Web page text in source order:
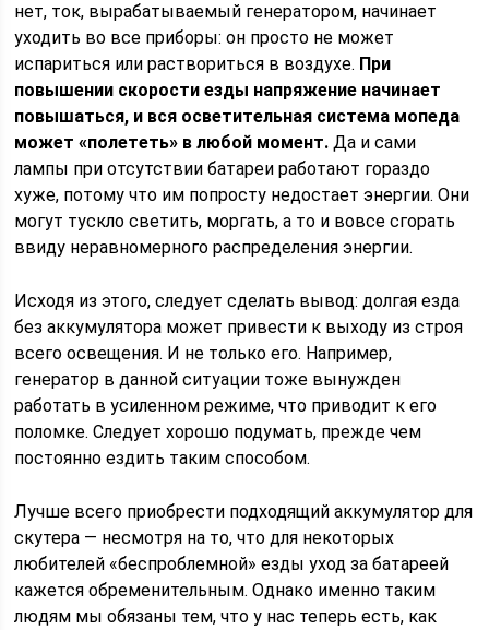
нет, ток, вырабатываемый генератором, начинает
уходить во все приборы: он просто не может
испариться или раствориться в воздухе. При
повышении скорости езды напряжение начинает
повышаться, и вся осветительная система мопеда
может «полететь» в любой момент. Да и сами
лампы при отсутствии батареи работают гораздо
хуже, потому что им попросту недостает энергии. Они
могут тускло светить, моргать, а то и вовсе сгорать
ввиду неравномерного распределения энергии.
Исходя из этого, следует сделать вывод: долгая езда
без аккумулятора может привести к выходу из строя
всего освещения. И не только его. Например,
генератор в данной ситуации тоже вынужден
работать в усиленном режиме, что приводит к его
поломке. Следует хорошо подумать, прежде чем
постоянно ездить таким способом.
Лучше всего приобрести подходящий аккумулятор для
скутера — несмотря на то, что для некоторых
любителей «беспроблемной» езды уход за батареей
кажется обременительным. Однако именно таким
людям мы обязаны тем, что у нас теперь есть, как